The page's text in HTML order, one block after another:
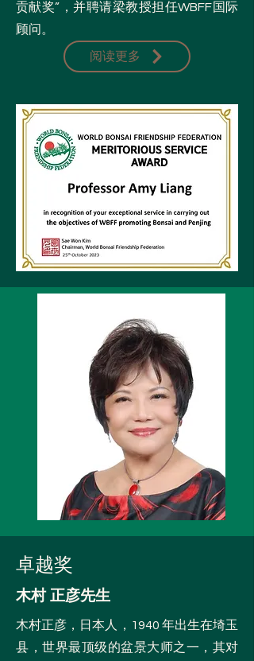
贡献奖”，并聘请梁教授担任WBFF国际
顾问。
阅读更多
卓越奖
木村 正彦先生
木村正彦，日本人，1940 年出生在埼玉
县，世界最顶级的盆景大师之一，其对